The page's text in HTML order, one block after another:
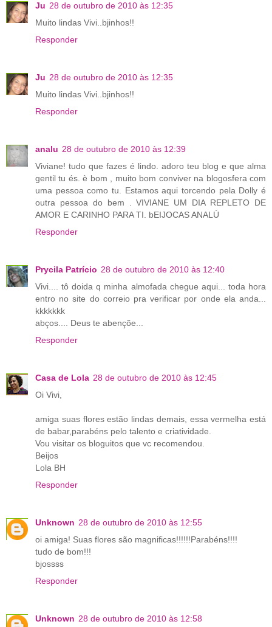
Ju 28 de outubro de 2010 às 12:35
Muito lindas Vivi..bjinhos!!
Responder
Ju 28 de outubro de 2010 às 12:35
Muito lindas Vivi..bjinhos!!
Responder
analu 28 de outubro de 2010 às 12:39
Viviane! tudo que fazes é lindo. adoro teu blog e que alma
gentil tu és. è bom , muito bom conviver na blogosfera com
uma pessoa como tu. Estamos aqui torcendo pela Dolly é
outra pessoa do bem . VIVIANE UM DIA REPLETO DE
AMOR E CARINHO PARA TI. bEIJOCAS ANALÚ
Responder
Prycila Patrício 28 de outubro de 2010 às 12:40
Vivi.... tô doida q minha almofada chegue aqui... toda hora
entro no site do correio pra verificar por onde ela anda...
kkkkkkk
abços.... Deus te abençõe...
Responder
Casa de Lola 28 de outubro de 2010 às 12:45
Oi Vivi,
amiga suas flores estão lindas demais, essa vermelha está
de babar,parabéns pelo talento e criatividade.
Vou visitar os bloguitos que vc recomendou.
Beijos
Lola BH
Responder
Unknown 28 de outubro de 2010 às 12:55
oi amiga! Suas flores são magnificas!!!!!!Parabéns!!!!
tudo de bom!!!
bjossss
Responder
Unknown 28 de outubro de 2010 às 12:58